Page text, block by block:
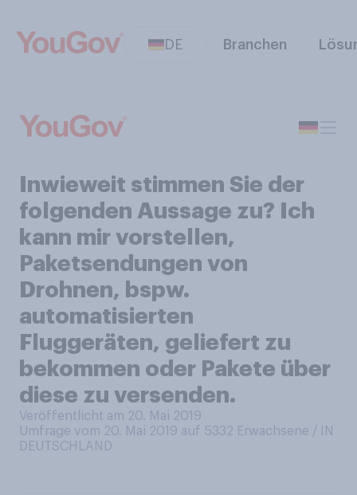
DE Branchen
Inwieweit stimmen Sie der
folgenden Aussage zu? Ich
kann mir vorstellen,
Paketsendungen von
Drohnen, bspw.
automatisierten
Fluggeräten, geliefert zu
bekommen oder Pakete über
diese zu versenden.
Veröffentlicht am 20. Mai 2019
Umfrage vom 20. Mai 2019 auf 5332 Erwachsene / IN
DEUTSCHLAND